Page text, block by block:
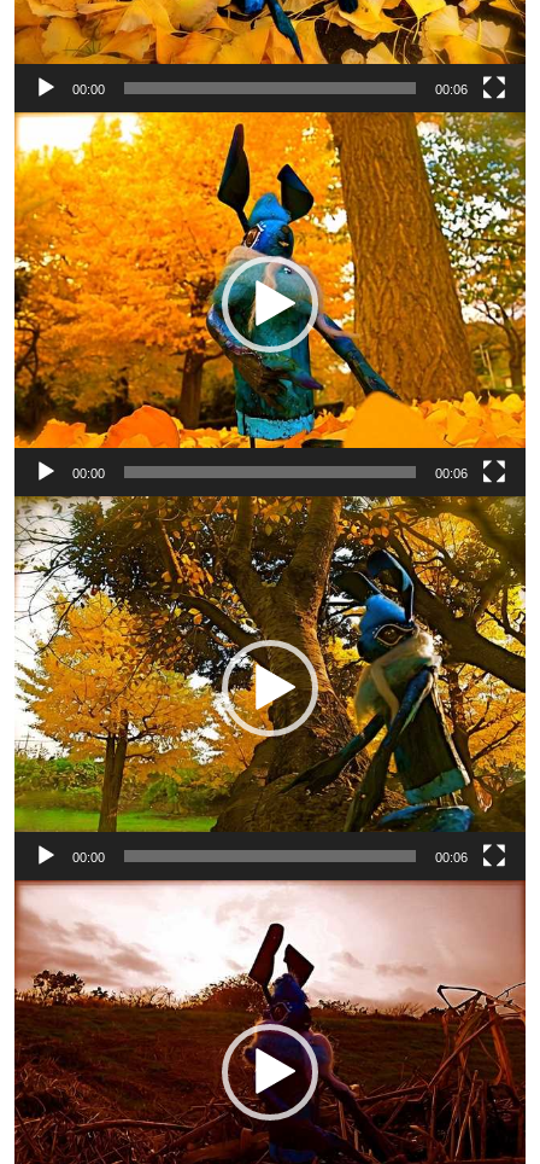
00:00 00:06
動
画
プ
レ
ー
ヤ
ー
00:00 00:06
動
画
プ
レ
ー
ヤ
ー
00:00 00:06
動
プ
レ
ー
ヤ
ー